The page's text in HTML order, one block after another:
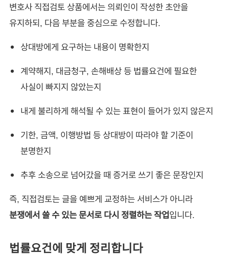
변호사 직접검토 상품에서는 의뢰인이 작성한 초안을
유지하되, 다음 부분을 중심으로 수정합니다.
상대방에게 요구하는 내용이 명확한지
계약해지, 대금청구, 손해배상 등 법률요건에 필요한
사실이 빠지지 않았는지
내게 불리하게 해석될 수 있는 표현이 들어가 있지 않은지
기한, 금액, 이행방법 등 상대방이 따라야 할 기준이
분명한지
추후 소송으로 넘어갔을 때 증거로 쓰기 좋은 문장인지
즉, 직접검토는 글을 예쁘게 교정하는 서비스가 아니라
분쟁에서 쓸 수 있는 문서로 다시 정렬하는 작업입니다.
법률요건에 맞게 정리합니다